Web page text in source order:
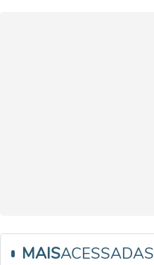
MAISACESSADAS